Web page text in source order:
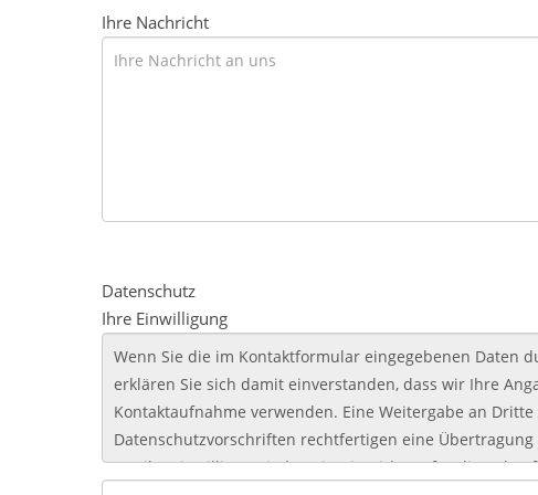
Ihre Nachricht
Datenschutz
Ihre Einwilligung